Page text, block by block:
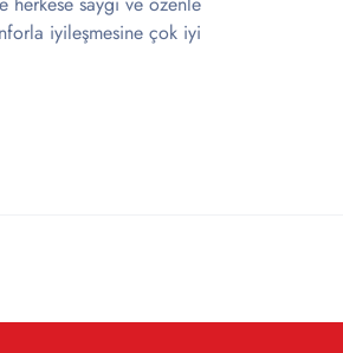
iyileşmesine çok iyi